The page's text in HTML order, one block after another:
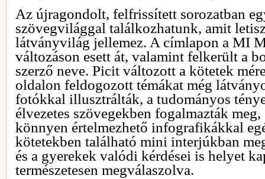
Az újragondolt, felfrissített sorozatban
szövegvilággal találkozhatunk, amit
látványvilág jellemez. A címlapon a MI
változáson esett át, valamint felkerült a
szerző neve. Picit változott a kötetek
oldalon feldogozott témákat még
fotókkal illusztrálták, a tudományos
élvezetes szövegekben fogalmazták
könnyen értelmezhető infografikákkal
kötetekben található mini interjúkban
és a gyerekek valódi kérdései is helyet
természetesen megválaszolva.